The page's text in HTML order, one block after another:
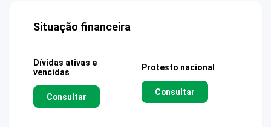
Situação financeira
Dívidas ativas e
vencidas
Consultar
Protesto nacional
Consultar